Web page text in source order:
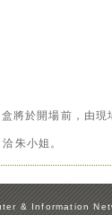
將於開場前，由現
朱小姐。
& Information